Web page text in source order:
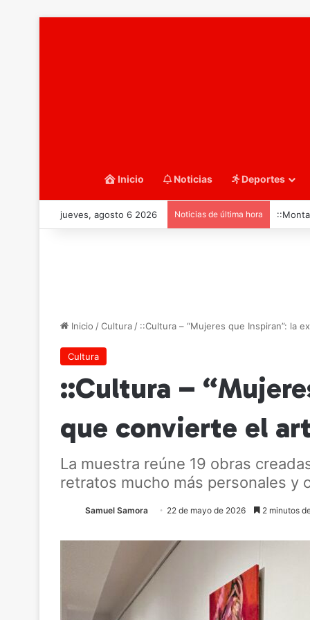
Inicio Noticias Deportes
jueves, agosto 6 2026 Noticias de última hora
Inicio /Cultura / ::Cultura – “Mujeres que Inspiran”: la
Cultura
::Cultura –
que convierte el
La muestra reúne 19 obras
retratos mucho más personales y
Samuel Samora 22 de mayo de 2026 2 minutos